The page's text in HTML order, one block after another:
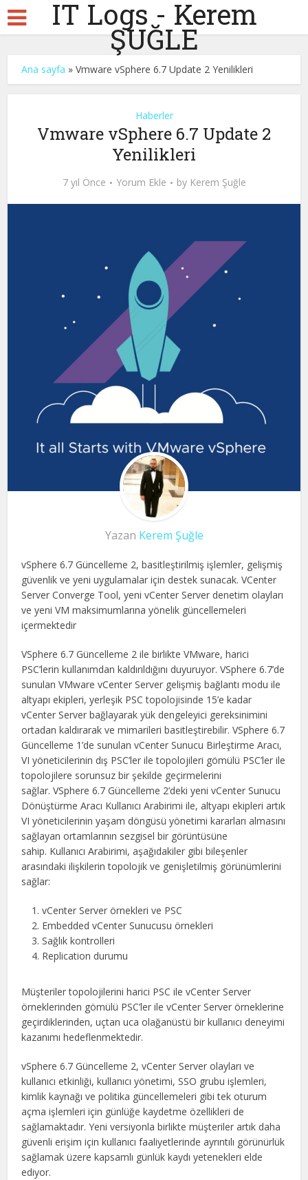
IT Logs - Kerem
ŞUĞLE
Ana sayfa »Vmware vSphere 6.7 Update 2 Yenilikleri
Haberler
Vmware vSphere 6.7 Update 2
Yenilikleri
7 yıl Önce Yorum Ekle by Kerem Şuğle
Yazan Kerem Şuğle
vSphere 6.7 Güncelleme 2, basitleştirilmiş işlemler, gelişmiş
güvenlik ve yeni uygulamalar için destek sunacak. VCenter
Server Converge Tool, yeni vCenter Server denetim olayları
ve yeni VM maksimumlarına yönelik güncellemeleri
içermektedir
VSphere 6.7 Güncelleme 2 ile birlikte VMware, harici
PSC’lerin kullanımdan kaldırıldığını duyuruyor. VSphere 6.7’de
sunulan VMware vCenter Server gelişmiş bağlantı modu ile
altyapı ekipleri, yerleşik PSC topolojisinde 15’e kadar
vCenter Server bağlayarak yük dengeleyici gereksinimini
ortadan kaldırarak ve mimarileri basitleştirebilir. VSphere 6.7
Güncelleme 1’de sunulan vCenter Sunucu Birleştirme Aracı,
VI yöneticilerinin dış PSC’ler ile topolojileri gömülü PSC’ler ile
topolojilere sorunsuz bir şekilde geçirmelerini
sağlar. VSphere 6.7 Güncelleme 2’deki yeni vCenter Sunucu
Dönüştürme Aracı Kullanıcı Arabirimi ile, altyapı ekipleri artık
VI yöneticilerinin yaşam döngüsü yönetimi kararları almasını
sağlayan ortamlarının sezgisel bir görüntüsüne
sahip. Kullanıcı Arabirimi, aşağıdakiler gibi bileşenler
arasındaki ilişkilerin topolojik ve genişletilmiş görünümlerini
sağlar:
vCenter Server örnekleri ve PSC
Embedded vCenter Sunucusu örnekleri
Sağlık kontrolleri
Replication durumu
Müşteriler topolojilerini harici PSC ile vCenter Server
örneklerinden gömülü PSC’ler ile vCenter Server örneklerine
geçirdiklerinden, uçtan uca olağanüstü bir kullanıcı deneyimi
kazanımı hedeflenmektedir.
vSphere 6.7 Güncelleme 2, vCenter Server olayları ve
kullanıcı etkinliği, kullanıcı yönetimi, SSO grubu işlemleri,
kimlik kaynağı ve politika güncellemeleri gibi tek oturum
açma işlemleri için günlüğe kaydetme özellikleri de
sağlamaktadır. Yeni versiyonla birlikte müşteriler artık daha
güvenli erişim için kullanıcı faaliyetlerinde ayrıntılı görünürlük
sağlamak üzere kapsamlı günlük kaydı yetenekleri elde
ediyor.